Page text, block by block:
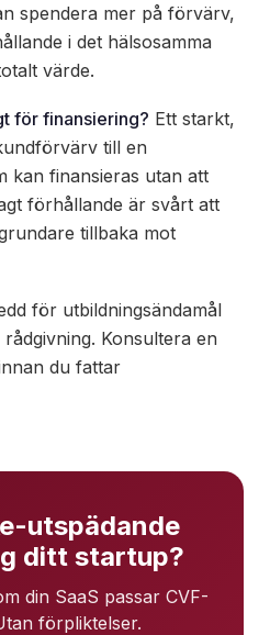
spendera mer på förvärv,
i det hälsosamma
värde.
för finansiering? Ett starkt,
till en
kan finansieras utan att
förhållande är svårt att
tillbaka mot
för utbildningsändamål
Konsultera en
du fattar
utspädande
ditt startup?
din SaaS passar CVF-
förpliktelser.